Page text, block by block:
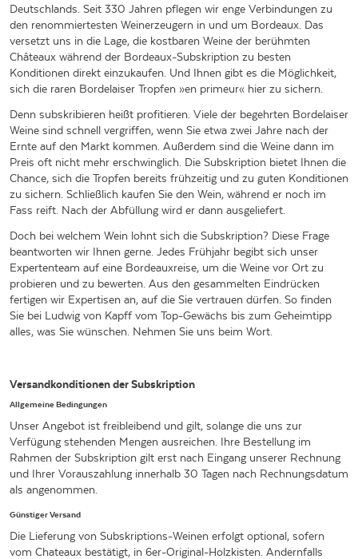
Deutschlands. Seit 330 Jahren pflegen wir enge Verbindungen zu
den renommiertesten Weinerzeugern in und um Bordeaux. Das
versetzt uns in die Lage, die kostbaren Weine der berühmten
Châteaux während der Bordeaux-Subskription zu besten
Konditionen direkt einzukaufen. Und Ihnen gibt es die Möglichkeit,
sich die raren Bordelaiser Tropfen »en primeur« hier zu sichern.
Denn subskribieren heißt profitieren. Viele der begehrten Bordelaiser
Weine sind schnell vergriffen, wenn Sie etwa zwei Jahre nach der
Ernte auf den Markt kommen. Außerdem sind die Weine dann im
Preis oft nicht mehr erschwinglich. Die Subskription bietet Ihnen die
Chance, sich die Tropfen bereits frühzeitig und zu guten Konditionen
zu sichern. Schließlich kaufen Sie den Wein, während er noch im
Fass reift. Nach der Abfüllung wird er dann ausgeliefert.
Doch bei welchem Wein lohnt sich die Subskription? Diese Frage
beantworten wir Ihnen gerne. Jedes Frühjahr begibt sich unser
Expertenteam auf eine Bordeauxreise, um die Weine vor Ort zu
probieren und zu bewerten. Aus den gesammelten Eindrücken
fertigen wir Expertisen an, auf die Sie vertrauen dürfen. So finden
Sie bei Ludwig von Kapff vom Top-Gewächs bis zum Geheimtipp
alles, was Sie wünschen. Nehmen Sie uns beim Wort.
Versandkonditionen der Subskription
Allgemeine Bedingungen
Unser Angebot ist freibleibend und gilt, solange die uns zur
Verfügung stehenden Mengen ausreichen. Ihre Bestellung im
Rahmen der Subskription gilt erst nach Eingang unserer Rechnung
und Ihrer Vorauszahlung innerhalb 30 Tagen nach Rechnungsdatum
als angenommen.
Günstiger Versand
Die Lieferung von Subskriptions-Weinen erfolgt optional, sofern
vom Chateaux bestätigt, in 6er-Original-Holzkisten. Andernfalls